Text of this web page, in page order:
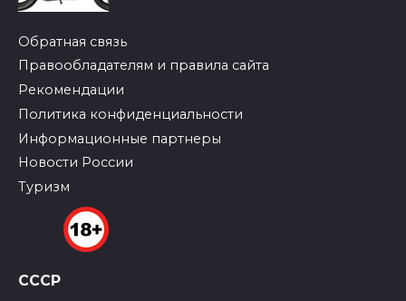
Обратная связь
Правообладателям и правила сайта
Рекомендации
Политика конфиденциальности
Информационные партнеры
Новости России
Туризм
СССР